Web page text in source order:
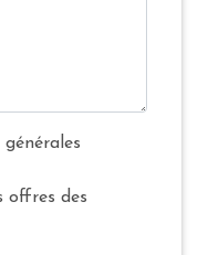
offres des